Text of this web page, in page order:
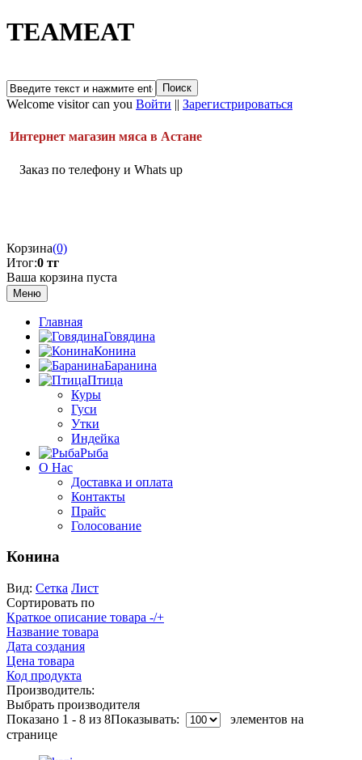
TEAMEAT
Welcome visitor can you Войти || Зарегистрироваться
Интернет магазин мяса в Астане
Заказ по телефону и Whats up
Корзина(0)
Итог:0 тг
Ваша корзина пуста
Меню
Главная
Говядина
Конина
Баранина
Птица
Куры
Гуси
Утки
Индейка
Рыба
О Нас
Доставка и оплата
Контакты
Прайс
Голосование
Конина
Вид: Сетка Лист
Сортировать по
Краткое описание товара -/+
Название товара
Дата создания
Цена товара
Код продукта
Производитель:
Выбрать производителя
Показано 1 - 8 из 8Показывать:
элементов на
странице